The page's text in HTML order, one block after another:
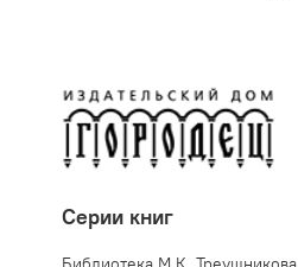
Серии книг